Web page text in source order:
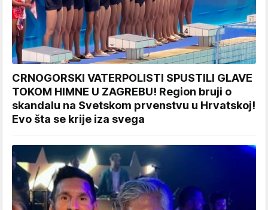
CRNOGORSKI VATERPOLISTI SPUSTILI GLAVE
TOKOM HIMNE U ZAGREBU! Region bruji o
skandalu na Svetskom prvenstvu u Hrvatskoj!
Evo šta se krije iza svega